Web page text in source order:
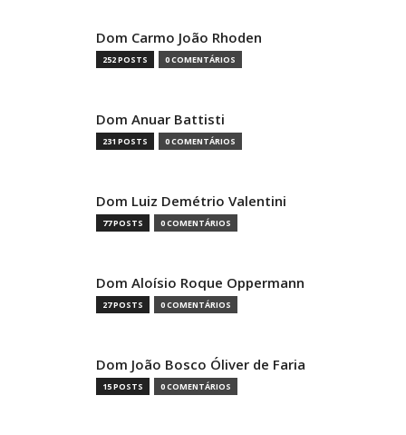
Dom Carmo João Rhoden
252 POSTS 0 COMENTÁRIOS
Dom Anuar Battisti
231 POSTS 0 COMENTÁRIOS
Dom Luiz Demétrio Valentini
77 POSTS 0 COMENTÁRIOS
Dom Aloísio Roque Oppermann
27 POSTS 0 COMENTÁRIOS
Dom João Bosco Óliver de Faria
15 POSTS 0 COMENTÁRIOS